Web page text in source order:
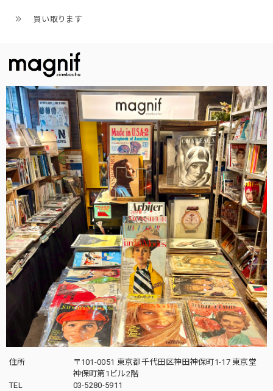
買い取ります
住所
〒101-0051 東京都千代田区神田神保町1-17 東京堂
神保町第1ビル2階
TEL
03-5280-5911